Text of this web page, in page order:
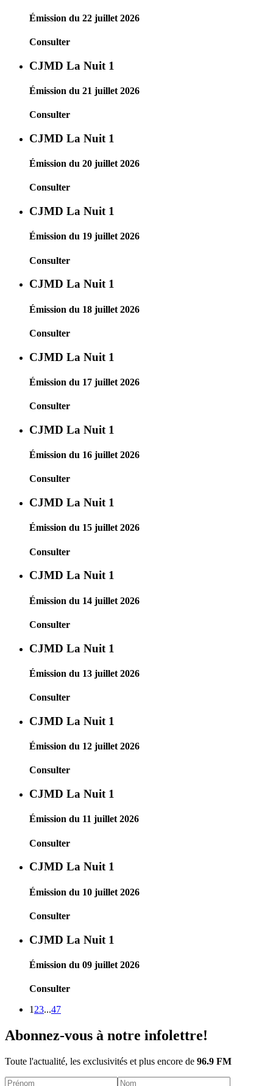
Émission du 22 juillet 2026
Consulter
CJMD La Nuit 1
Émission du 21 juillet 2026
Consulter
CJMD La Nuit 1
Émission du 20 juillet 2026
Consulter
CJMD La Nuit 1
Émission du 19 juillet 2026
Consulter
CJMD La Nuit 1
Émission du 18 juillet 2026
Consulter
CJMD La Nuit 1
Émission du 17 juillet 2026
Consulter
CJMD La Nuit 1
Émission du 16 juillet 2026
Consulter
CJMD La Nuit 1
Émission du 15 juillet 2026
Consulter
CJMD La Nuit 1
Émission du 14 juillet 2026
Consulter
CJMD La Nuit 1
Émission du 13 juillet 2026
Consulter
CJMD La Nuit 1
Émission du 12 juillet 2026
Consulter
CJMD La Nuit 1
Émission du 11 juillet 2026
Consulter
CJMD La Nuit 1
Émission du 10 juillet 2026
Consulter
CJMD La Nuit 1
Émission du 09 juillet 2026
Consulter
1 23...47
Abonnez-vous à notre infolettre!
Toute l'actualité, les exclusivités et plus encore de 96.9 FM